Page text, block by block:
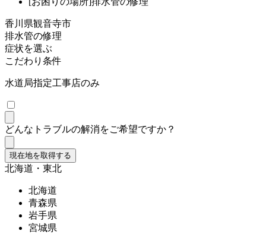
香川県観音寺市
排水管の修理
症状を選ぶ
こだわり条件
水道局指定工事店のみ
どんなトラブルの解消をご希望ですか？
現在地を取得する
北海道・東北
北海道
青森県
岩手県
宮城県